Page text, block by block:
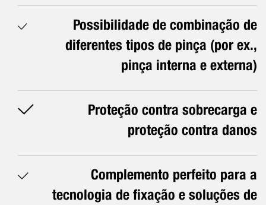
Possibilidade de combinação de
diferentes tipos de pinça (por ex.,
pinça interna e externa)
Proteção contra sobrecarga e
proteção contra danos
Complemento perfeito para a
tecnologia de fixação e soluções de